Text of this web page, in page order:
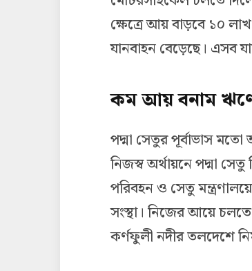
ক্ষেত্রে আয় বাড়বে ১০
যানবাহন বেড়েছে। এসব
কম আয় বনাম
পদ্মা সেতুর পূর্বাভাস
নিজস্ব অর্থায়নে পদ্মা
পরিবহন ও সেতু
সংস্থা। নিজের আয়ে
কর্ণফুলী নদীর তলদেশে